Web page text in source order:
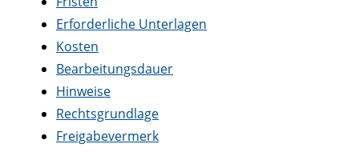
Erforderliche Unterlagen
Kosten
Bearbeitungsdauer
Hinweise
Rechtsgrundlage
Freigabevermerk